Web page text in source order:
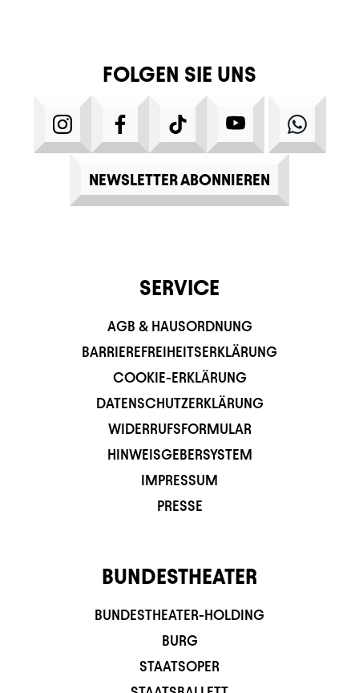
FOLGEN SIE UNS
INSTAGRAMFACEBOOKTIKTOK YOUTUBE
NEWSLETTER ABONNIEREN
SERVICE
AGB & HAUSORDNUNG
BARRIEREFREIHEITSERKLÄRUNG
COOKIE-ERKLÄRUNG
DATENSCHUTZERKLÄRUNG
WIDERRUFSFORMULAR
HINWEISGEBERSYSTEM
IMPRESSUM
PRESSE
BUNDESTHEATER
BUNDESTHEATER-HOLDING
BURG
STAATSOPER